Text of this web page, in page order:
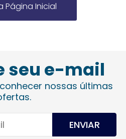
Página Inicial
seu e-mail
nossas últimas
ENVIAR